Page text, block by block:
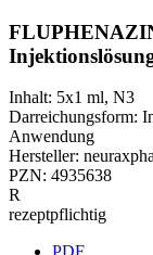
Inhalt: 5x1 ml, N3
Darreichungsform:
Anwendung
Hersteller:
PZN: 4935638
R
rezeptpflichtig